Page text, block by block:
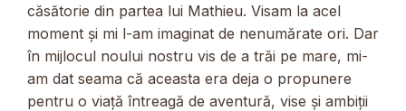
căsătorie din partea lui Mathieu. Visam la acel
moment și mi l-am imaginat de nenumărate ori. Dar
în mijlocul noului nostru vis de a trăi pe mare, mi-
am dat seama că aceasta era deja o propunere
pentru o viață întreagă de aventură, vise și ambiții